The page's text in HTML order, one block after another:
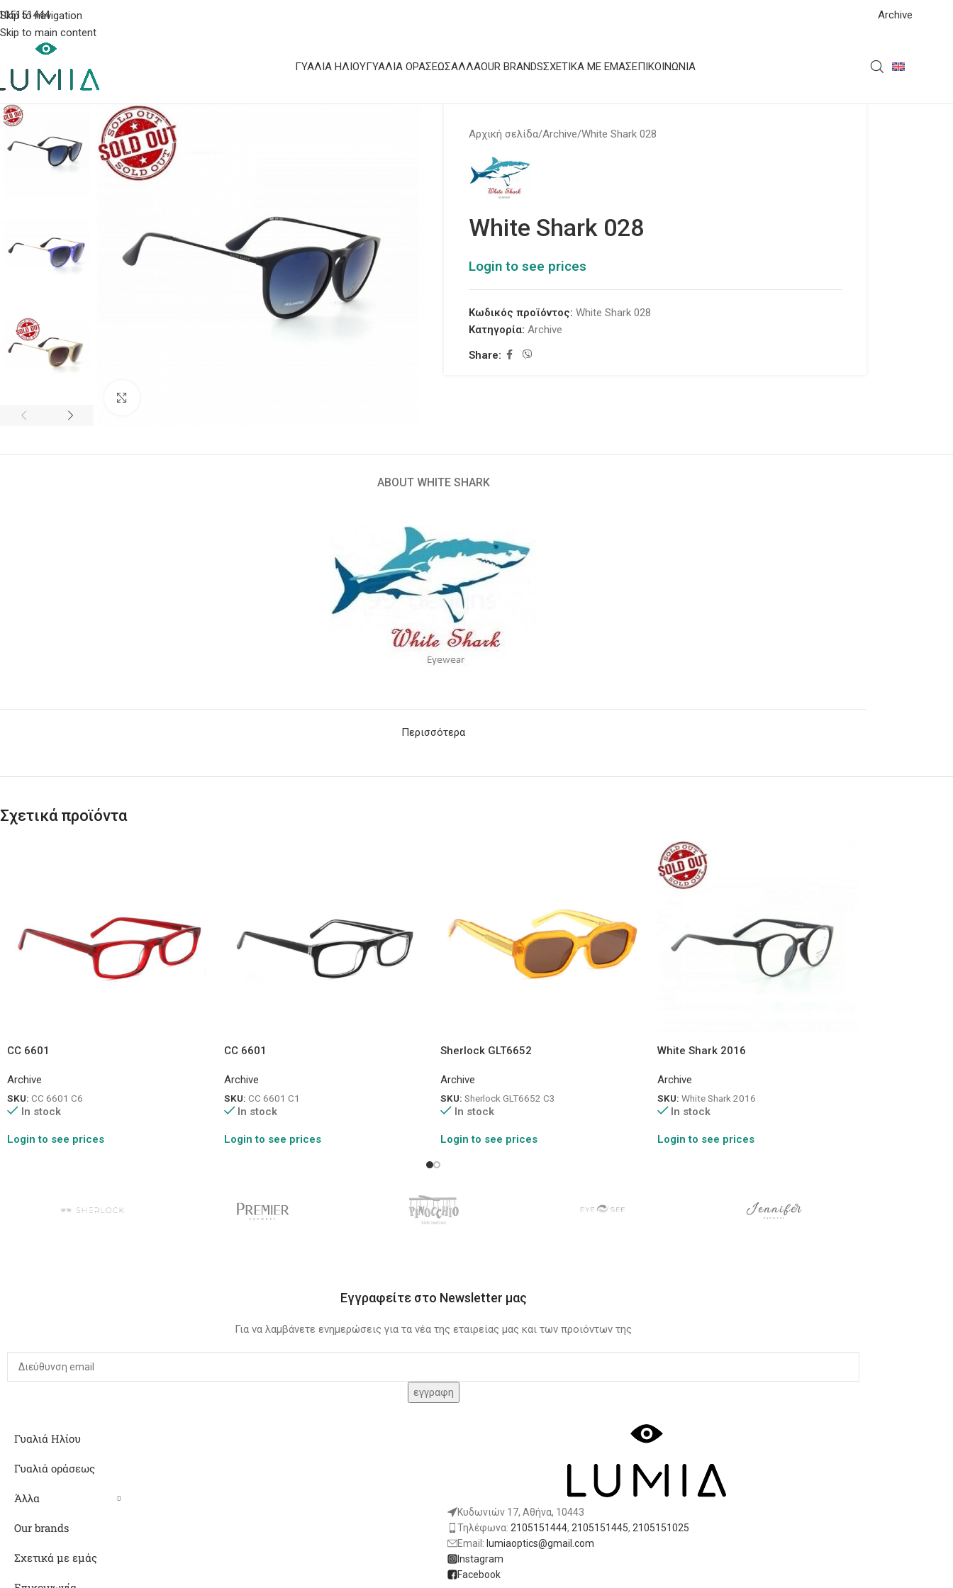
Skip to navigation
Skip to main content
Archive
ΓΥΑΛΙΆ ΗΛΊΟΥΓΥΑΛΙΆ ΟΡΆΣΕΩΣΆΛΛΑOUR BRANDSΣΧΕΤΙΚΆ ΜΕ ΕΜΆΣΕΠΙΚΟΙΝΩΝΊΑ
Αρχική σελίδα Archive White Shark 028
White Shark 028
Login to see prices
Κωδικός προϊόντος: White Shark 028
Κατηγορία: Archive
Share:
ABOUT WHITE SHARK
Περισσότερα
Σχετικά προϊόντα
CC 6601
Archive
SKU: CC 6601 C6
In stock
Login to see prices
CC 6601
Archive
SKU: CC 6601 C1
In stock
Login to see prices
Sherlock GLT6652
Archive
SKU: Sherlock GLT6652 C3
In stock
Login to see prices
White Shark 2016
Archive
SKU: White Shark 2016
In stock
Login to see prices
Εγγραφείτε στο Newsletter μας
Για να λαμβάνετε ενημερώσεις για τα νέα της εταιρείας μας και των προιόντων της
Γυαλιά Ηλίου
Γυαλιά οράσεως
Άλλα
Our brands
Σχετικά με εμάς
Κυδωνιών 17, Αθήνα, 10443
Τηλέφωνα: 2105151444, 2105151445, 2105151025
Email: lumiaoptics@gmail.com
Instagram
Facebook